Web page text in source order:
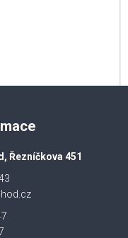
Řezníčkova 451